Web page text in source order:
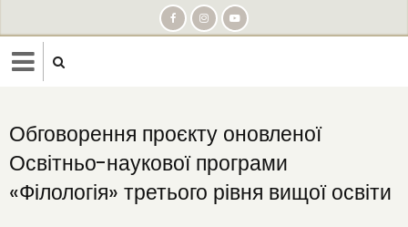
to
main
content
Обговорення проєкту оновленої
Освітньо-наукової програми
«Філологія» третього рівня вищої освіти